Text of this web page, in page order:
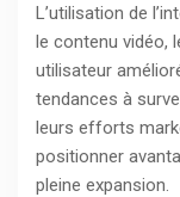
L’utilisation de
le contenu vidéo,
utilisateur
tendances à
leurs efforts
positionner
pleine expansion.